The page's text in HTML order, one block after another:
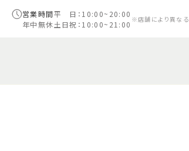
営業時間平 日：10:00~20:00
年中無休土日祝：10:00~21:00 ※店舗により異なる